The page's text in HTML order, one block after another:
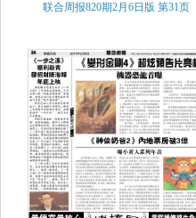
联合周报820期2月6日版 第31页